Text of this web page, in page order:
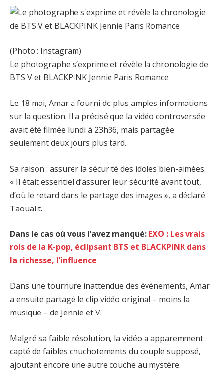
(Photo : Instagram)
Le photographe s’exprime et révèle la chronologie de
BTS V et BLACKPINK Jennie Paris Romance
Le 18 mai, Amar a fourni de plus amples informations
sur la question. Il a précisé que la vidéo controversée
avait été filmée lundi à 23h36, mais partagée
seulement deux jours plus tard.
Sa raison : assurer la sécurité des idoles bien-aimées.
« Il était essentiel d’assurer leur sécurité avant tout,
d’où le retard dans le partage des images », a déclaré
Taoualit.
Dans le cas où vous l’avez manqué: EXO : Les vrais
rois de la K-pop, éclipsant BTS et BLACKPINK dans
la richesse, l’influence
Dans une tournure inattendue des événements, Amar
a ensuite partagé le clip vidéo original – moins la
musique – de Jennie et V.
Malgré sa faible résolution, la vidéo a apparemment
capté de faibles chuchotements du couple supposé,
ajoutant encore une autre couche au mystère.